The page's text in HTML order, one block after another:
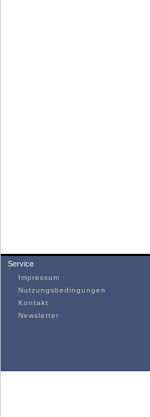
Service
Impressum
Nutzungsbedingungen
Kontakt
Newsletter